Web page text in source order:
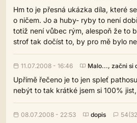
Hm to je přesná ukázka díla, které
o ničem. Jo a huby- ryby to není
totiž není vůbec rým, alespoň že to
strof tak dočíst to, by pro mě bylo
11.07.2008 - 16:46 Malo..., začni si
Upřímě řečeno je to jen spleť
nebýt to tak krátké jsem si 100%
08.07.2008 - 22:53 dopis